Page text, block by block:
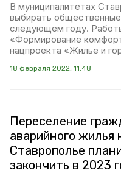
В муниципалитетах
выбирать
следующем году.
«Формирование
нацпроекта «Жилье и
18 февраля 2022, 11:48
Переселение
аварийного жилья
Ставрополье
закончить в 2023